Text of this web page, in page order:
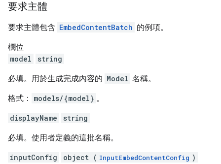
要求主體
要求主體包含 EmbedContentBatch 的例項。
欄位
model
string
必填。用於生成完成內容的 Model 名稱。
格式： models/{model} 。
displayName string
必填。使用者定義的這批名稱。
inputConfig object ( InputEmbedContentConfig )